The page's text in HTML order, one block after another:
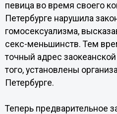
певица во время своего
Петербурге нарушила
гомосексуализма,
секс-меньшинств. Тем
точный адрес
того, установлены
Петербурге.
Теперь предварительное